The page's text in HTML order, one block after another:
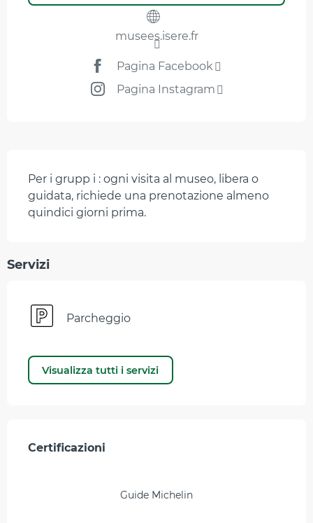
musees.isere.fr
Pagina Facebook
Pagina Instagram
Descrizione
Per i grupp i : ogni visita al museo, libera o
guidata, richiede una prenotazione almeno
quindici giorni prima.
Servizi
Parcheggio
Visualizza tutti i servizi
Offerte di prestazioni
Certificazioni
Certificazioni
Guide Michelin